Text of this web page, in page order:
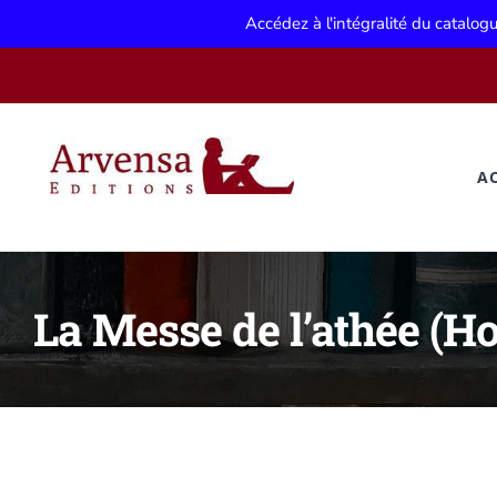
Accédez à l'intégralité du
contenu
La Messe de l’athée